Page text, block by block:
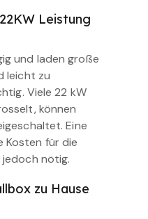
Leistung
und laden große
leicht zu
Viele 22 kW
können
Eine
Kosten für die
jedoch nötig.
zu Hause